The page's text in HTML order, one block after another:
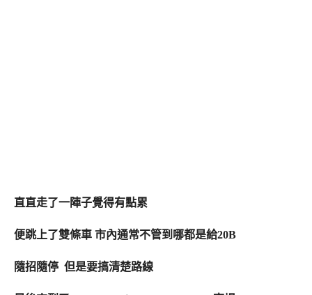
直直走了一陣子覺得有點累
便跳上了雙條車 市內通常不管到哪都是給20B
隨招隨停 但是要搞清楚路線